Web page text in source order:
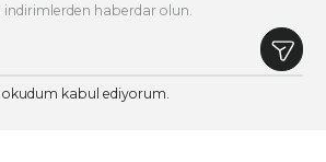
haberdar olun.
okudum kabul ediyorum.